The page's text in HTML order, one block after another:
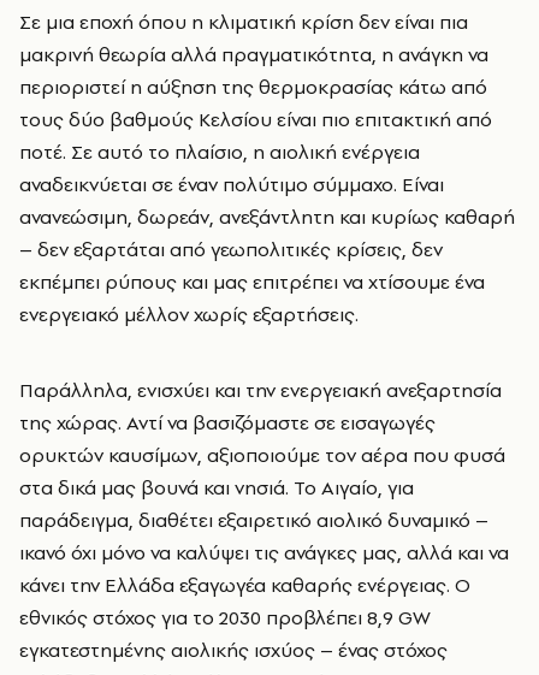
Σε μια εποχή όπου η κλιματική κρίση δεν είναι πια
μακρινή θεωρία αλλά πραγματικότητα, η ανάγκη να
περιοριστεί η αύξηση της θερμοκρασίας κάτω από
τους δύο βαθμούς Κελσίου είναι πιο επιτακτική από
ποτέ. Σε αυτό το πλαίσιο, η αιολική ενέργεια
αναδεικνύεται σε έναν πολύτιμο σύμμαχο. Είναι
ανανεώσιμη, δωρεάν, ανεξάντλητη και κυρίως καθαρή
– δεν εξαρτάται από γεωπολιτικές κρίσεις, δεν
εκπέμπει ρύπους και μας επιτρέπει να χτίσουμε ένα
ενεργειακό μέλλον χωρίς εξαρτήσεις.
Παράλληλα, ενισχύει και την ενεργειακή ανεξαρτησία
της χώρας. Αντί να βασιζόμαστε σε εισαγωγές
ορυκτών καυσίμων, αξιοποιούμε τον αέρα που φυσά
στα δικά μας βουνά και νησιά. Το Αιγαίο, για
παράδειγμα, διαθέτει εξαιρετικό αιολικό δυναμικό –
ικανό όχι μόνο να καλύψει τις ανάγκες μας, αλλά και να
κάνει την Ελλάδα εξαγωγέα καθαρής ενέργειας. Ο
εθνικός στόχος για το 2030 προβλέπει 8,9 GW
εγκατεστημένης αιολικής ισχύος – ένας στόχος